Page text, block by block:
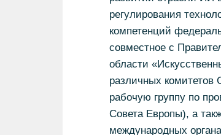
регулирования
компетенций
совместное с
области
различных комитетов
рабочую группу по
Совета Европы), а
международных